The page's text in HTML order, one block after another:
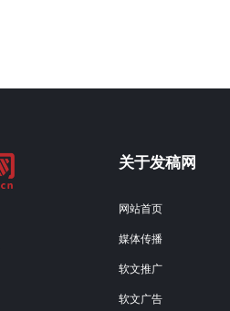
关于发稿网
网站首页
媒体传播
软文推广
软文广告